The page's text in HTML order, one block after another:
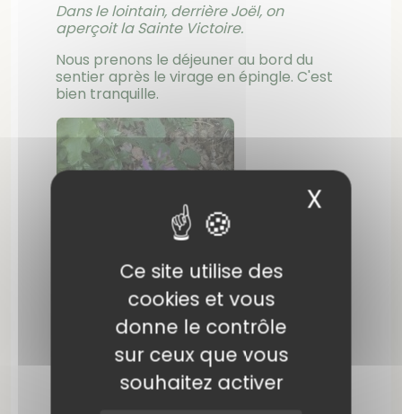
Ce site utilise des
cookies et vous
donne le contrôle
sur ceux que vous
souhaitez activer
X
Dans le lointain, derrière Joël, on
aperçoit la Sainte Victoire.
Nous prenons le déjeuner au bord du
sentier après le virage en épingle. C'est
bien tranquille.